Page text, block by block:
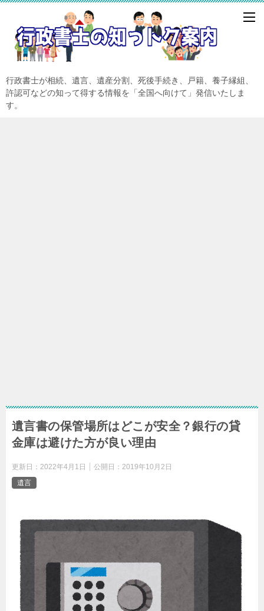
行政書士が相続、遺言、遺産分割、死後手続き、戸籍、養子縁組、
許認可などの知って得する情報を「全国へ向けて」発信いたしま
す。
遺言書の保管場所はどこが安全？銀行の貸
金庫は避けた方が良い理由
更新日： 2022年4月1日 公開日： 2019年10月2日
遺言